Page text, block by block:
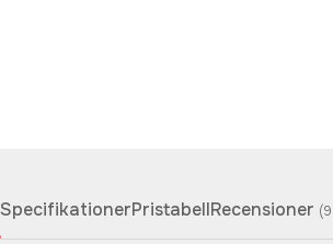
SpecifikationerPristabellRecensioner (